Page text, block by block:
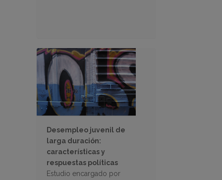
Desempleo juvenil de
larga duración:
características y
respuestas políticas
Estudio encargado por